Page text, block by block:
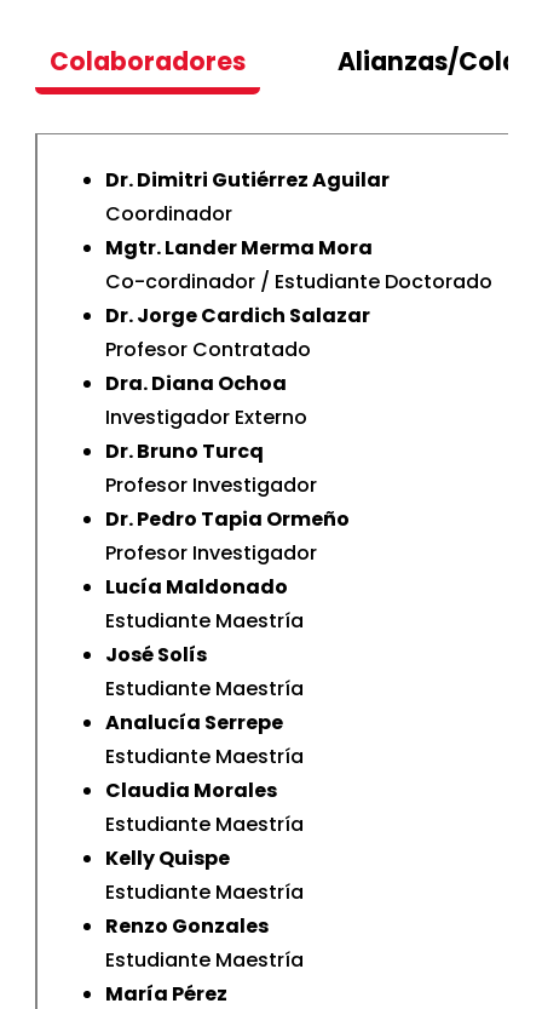
Colaboradores Alianzas/
Dr. Dimitri Gutiérrez Aguilar
Coordinador
Mgtr. Lander Merma Mora
Co-cordinador / Estudiante Doctorado
Dr. Jorge Cardich Salazar
Profesor Contratado
Dra. Diana Ochoa
Investigador Externo
Dr. Bruno Turcq
Profesor Investigador
Dr. Pedro Tapia Ormeño
Profesor Investigador
Lucía Maldonado
Estudiante Maestría
José Solís
Estudiante Maestría
Analucía Serrepe
Estudiante Maestría
Claudia Morales
Estudiante Maestría
Kelly Quispe
Estudiante Maestría
Renzo Gonzales
Estudiante Maestría
María Pérez